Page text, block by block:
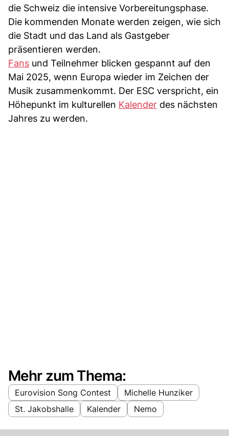
die Schweiz die intensive Vorbereitungsphase.
Die kommenden Monate werden zeigen, wie sich
die Stadt und das Land als Gastgeber
präsentieren werden.
Fans und Teilnehmer blicken gespannt auf den
Mai 2025, wenn Europa wieder im Zeichen der
Musik zusammenkommt. Der ESC verspricht, ein
Höhepunkt im kulturellen Kalender des nächsten
Jahres zu werden.
Mehr zum Thema:
Eurovision Song Contest
Michelle Hunziker
St. Jakobshalle
Kalender Nemo